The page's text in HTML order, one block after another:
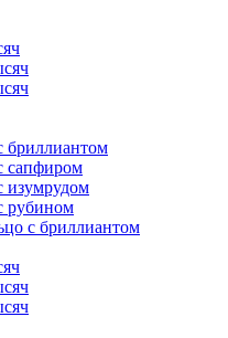
бриллиантом
сапфиром
изумрудом
рубином
с бриллиантом